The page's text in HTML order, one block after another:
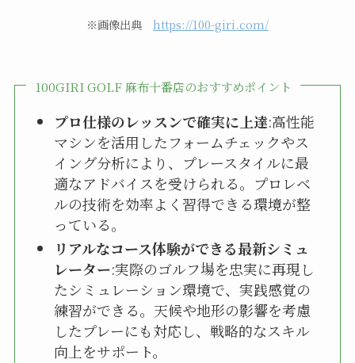
※画像出典 https://100-giri.com/
100GIRI GOLF 麻布十番店のおすすめポイント
プロ仕様のレッスンで確実に上達:高性能
マシンを活用したフォームチェックやス
イング分析により、プレースタイルに最
適なアドバイスを受けられる。プロレベ
ルの技術を効率よく習得できる環境が整
っている。
リアルなコース体験ができる最新シミュ
レーター:実際のゴルフ場を忠実に再現し
たシミュレーション環境で、実践感覚の
練習ができる。天候や地形の影響を考慮
したプレーにも対応し、戦略的なスキル
向上をサポート。